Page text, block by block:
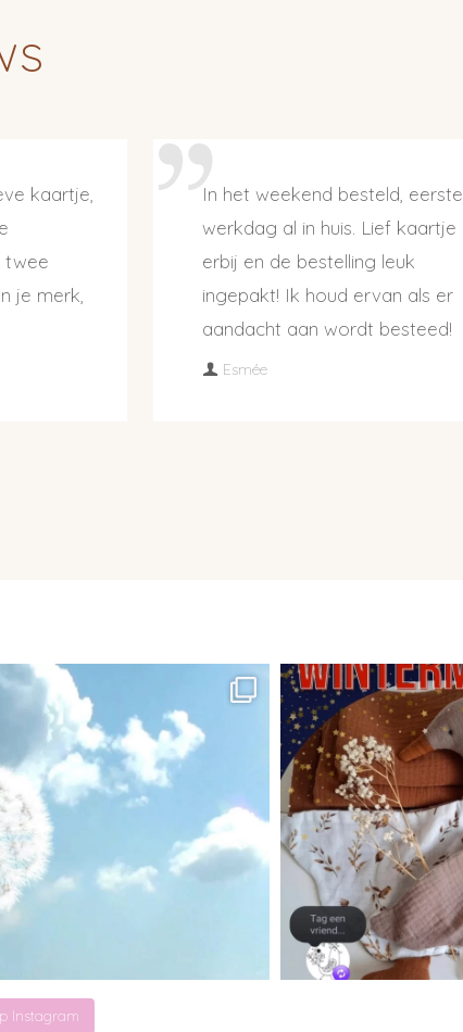
kaartje,
twee
je merk,
In het weekend besteld, eerste
werkdag al in huis. Lief kaartje
erbij en de bestelling leuk
ingepakt! Ik houd ervan als er
aandacht aan wordt besteed!
Esmée
Instagram